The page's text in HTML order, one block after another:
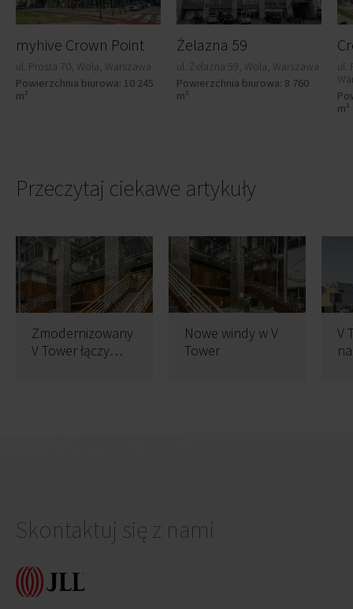
myhive Crown Point
ul. Prosta 70, Wola, Warszawa
Powierzchnia biurowa: 10 245
m²
Żelazna 59
ul. Żelazna 59, Wola, Warszawa
Powierzchnia biurowa: 8 760
m²
ul.
m²
Przeczytaj ciekawe artykuły
Zmodernizowany
V Tower łączy
Nowe windy w V
Tower
V
Skontaktuj się z nami